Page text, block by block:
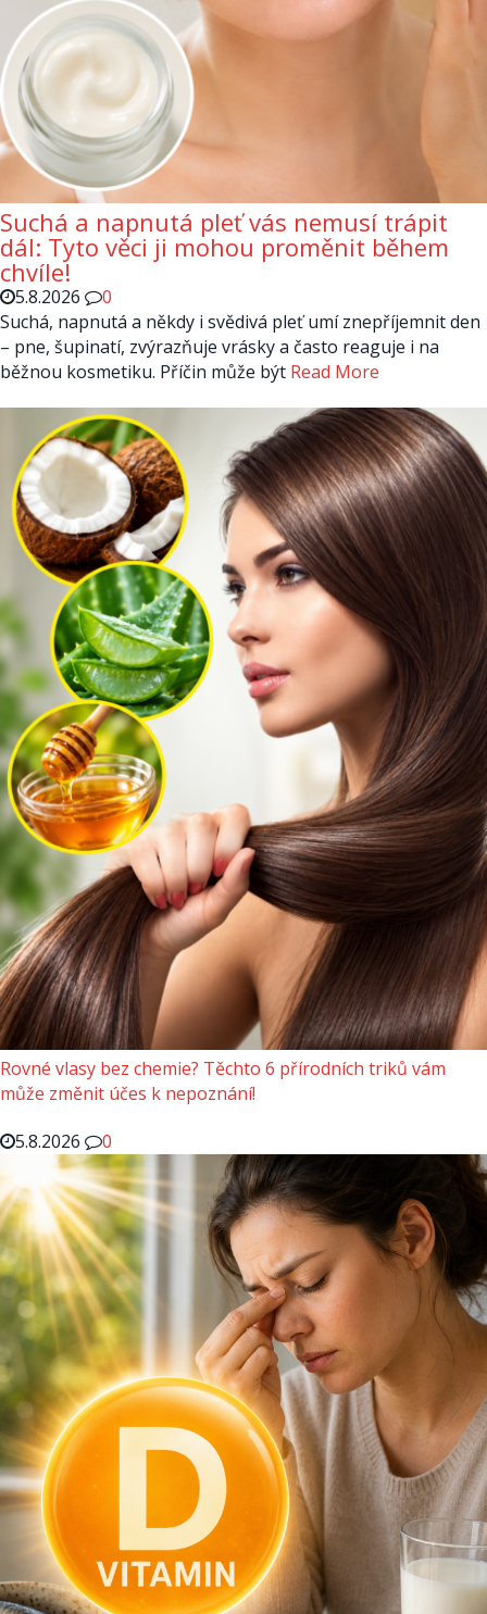
Suchá a napnutá pleť vás nemusí trápit
dál: Tyto věci ji mohou proměnit během
chvíle!
5.8.2026
0
Suchá, napnutá a někdy i svědivá pleť umí znepříjemnit den
– pne, šupinatí, zvýrazňuje vrásky a často reaguje i na
běžnou kosmetiku. Příčin může být Read More
Rovné vlasy bez chemie? Těchto 6 přírodních triků vám
může změnit účes k nepoznání!
5.8.2026
0